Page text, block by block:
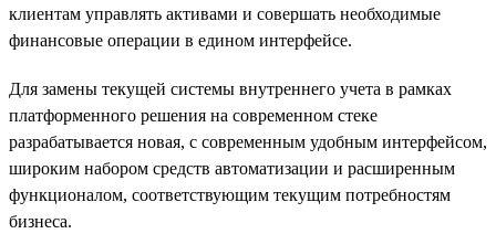
клиентам управлять активами и совершать необходимые
финансовые операции в едином интерфейсе.
Для замены текущей системы внутреннего учета в рамках
платформенного решения на современном стеке
разрабатывается новая, с современным удобным интерфейсом,
широким набором средств автоматизации и расширенным
функционалом, соответствующим текущим потребностям
бизнеса.